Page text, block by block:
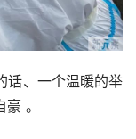
话、一个温暖的举
。